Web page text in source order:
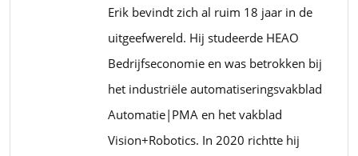
Erik bevindt zich al ruim 18 jaar in de
uitgeefwereld. Hij studeerde HEAO
Bedrijfseconomie en was betrokken bij
het industriële automatiseringsvakblad
Automatie|PMA en het vakblad
Vision+Robotics. In 2020 richtte hij